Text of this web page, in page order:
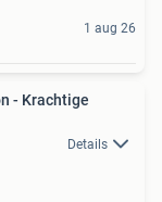
1 aug 26
- Krachtige
Details